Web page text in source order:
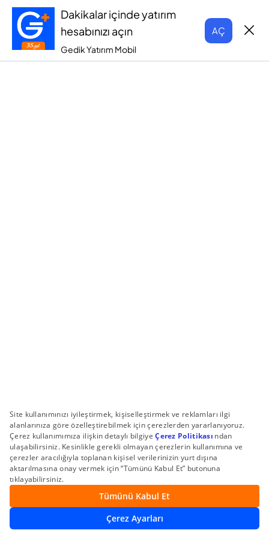
Dakikalar içinde yatırım
hesabınızı açın
Gedik Yatırım Mobil
AÇ